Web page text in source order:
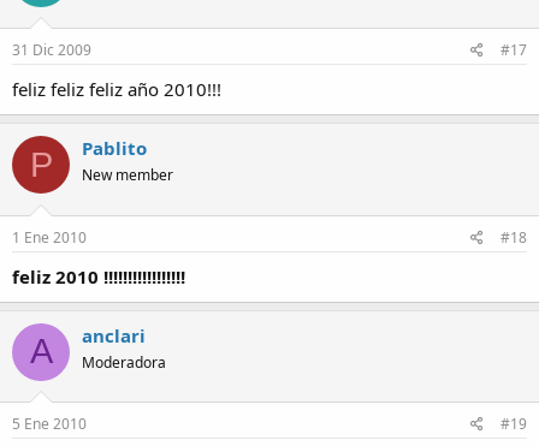
31 Dic 2009 #17
feliz feliz feliz año 2010!!!
P Pablito
New member
1 Ene 2010 #18
feliz 2010 !!!!!!!!!!!!!!!!!
A anclari
Moderadora
5 Ene 2010 #19